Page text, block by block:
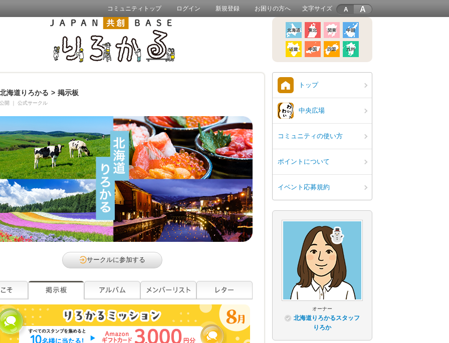
コミュニティトップ ログイン 新規登録 お困りの方へ 文字サイズ A
北海道りろかる > 掲示板
公開 公式サークル
サークルに参加する
トップ
中央広場
コミュニティの使い方
ポイントについて
イベント応募規約
オーナー
北海道りろかるスタッフ
りろか